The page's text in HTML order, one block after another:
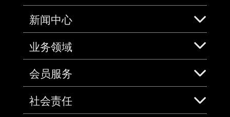
新闻中心
业务领域
会员服务
社会责任